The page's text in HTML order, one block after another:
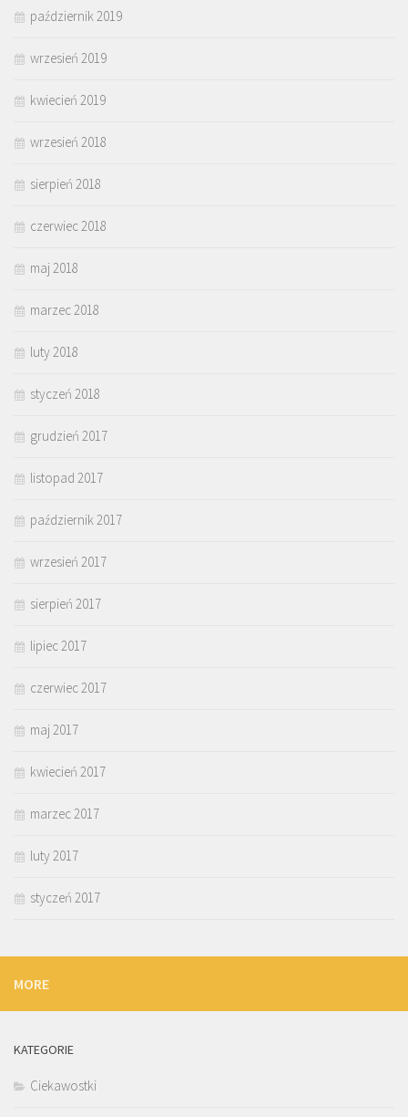
październik 2019
wrzesień 2019
kwiecień 2019
wrzesień 2018
sierpień 2018
czerwiec 2018
maj 2018
marzec 2018
luty 2018
styczeń 2018
grudzień 2017
listopad 2017
październik 2017
wrzesień 2017
sierpień 2017
lipiec 2017
czerwiec 2017
maj 2017
kwiecień 2017
marzec 2017
luty 2017
styczeń 2017
MORE
KATEGORIE
Ciekawostki